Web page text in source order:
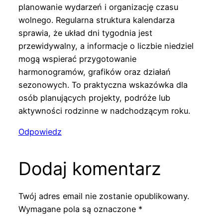
planowanie wydarzeń i organizację czasu
wolnego. Regularna struktura kalendarza
sprawia, że układ dni tygodnia jest
przewidywalny, a informacje o liczbie niedziel
mogą wspierać przygotowanie
harmonogramów, grafików oraz działań
sezonowych. To praktyczna wskazówka dla
osób planujących projekty, podróże lub
aktywności rodzinne w nadchodzącym roku.
Odpowiedz
Dodaj komentarz
Twój adres email nie zostanie opublikowany.
Wymagane pola są oznaczone *